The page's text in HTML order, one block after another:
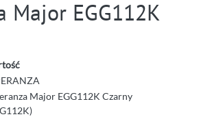
Major EGG112K
Major EGG112K Czarny